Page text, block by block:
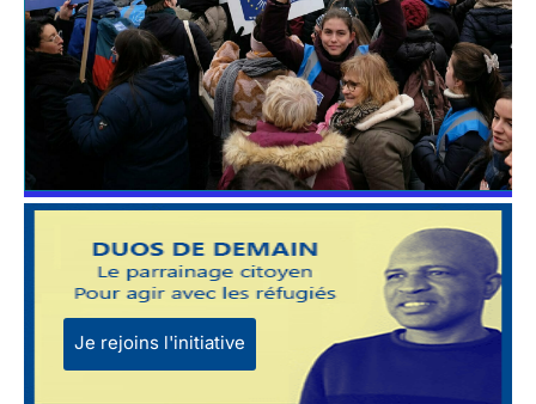
Je rejoins l'initiative